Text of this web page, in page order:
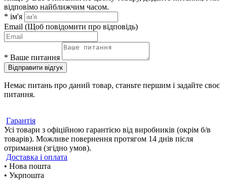
відповімо найближчим часом.
* ім'я
Email (Щоб повідомити про відповідь)
* Ваше питання
Відправити відгук
Немає питань про даний товар, станьте першим і задайте своє
питання.
Гарантія
Усі товари з офіційною гарантією від виробників (окрім б/в
товарів). Можливе повернення протягом 14 днів після
отримання (згідно умов).
Доставка і оплата
• Нова пошта
• Укрпошта